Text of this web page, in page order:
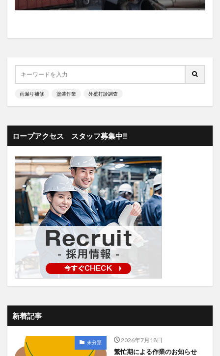
雨漏り補修 塗装作業 外壁打診調査
ロープアクセス スタッフ募集中‼
新着記事
未分類 2026年7月18日
繁忙期による作業のお知らせ